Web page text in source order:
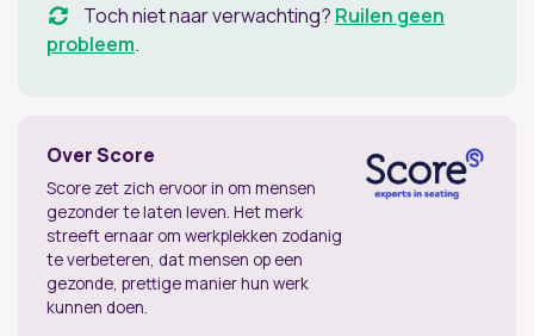
Toch niet naar verwachting? Ruilen geen
probleem.
Over Score
Score zet zich ervoor in om mensen
gezonder te laten leven. Het merk
streeft ernaar om werkplekken zodanig
te verbeteren, dat mensen op een
gezonde, prettige manier hun werk
kunnen doen.